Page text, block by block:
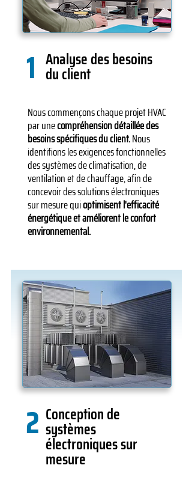
1 Analyse des besoins
du client
Nous commençons chaque projet HVAC
par unecompréhension détaillée des
besoins spécifiques du client.Nous
identifions les exigences fonctionnelles
des systèmes de climatisation, de
ventilation et de chauffage, afin de
concevoir des solutions électroniques
sur mesure quioptimisent l'efficacité
énergétique et améliorent le confort
environnemental.
2 Conception de
systèmes
électroniques sur
mesure